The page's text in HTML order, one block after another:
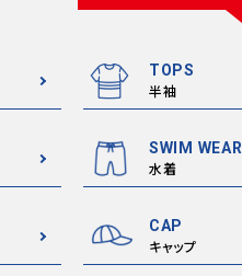
TOPS
半袖
SWIM WEAR
水着
CAP
キャップ